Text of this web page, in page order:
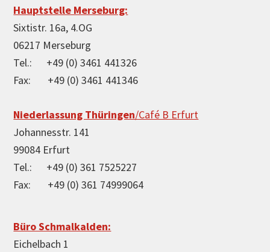
Footer
Hauptstelle Merseburg:
Sixtistr. 16a, 4.OG
06217 Merseburg
Tel.: +49 (0) 3461 441326
Fax: +49 (0) 3461 441346
Niederlassung Thüringen/Café B Erfurt
Johannesstr. 141
99084 Erfurt
Tel.: +49 (0) 361 7525227
Fax: +49 (0) 361 74999064
Büro Schmalkalden:
Eichelbach 1